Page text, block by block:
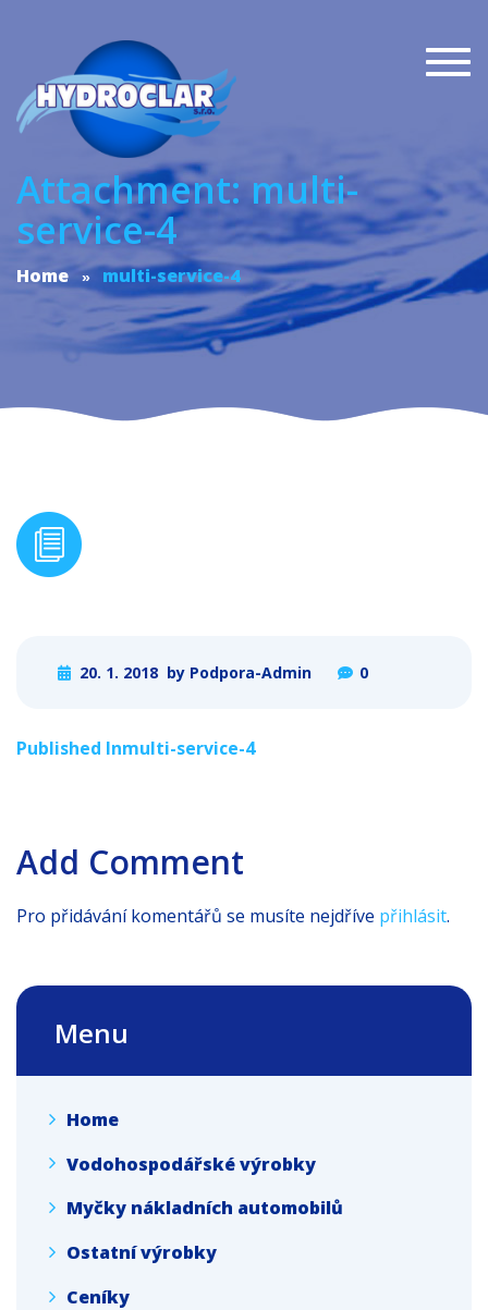
Attachment: multi-
service-4
Home multi-service-4
20. 1. 2018 by Podpora-Admin 0
Post
Published Inmulti-service-4
Add Comment
Pro přidávání komentářů se musíte nejdříve přihlásit.
Menu
Home
Vodohospodářské výrobky
Myčky nákladních automobilů
Ostatní výrobky
Ceníky